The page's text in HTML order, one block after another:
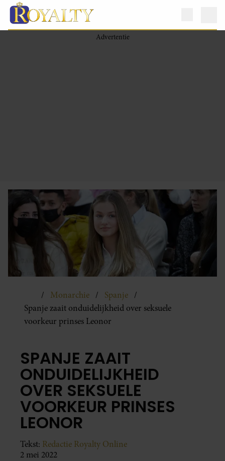
Monarchie
Spanje
Spanje zaait onduidelijkheid over seksuele
voorkeur prinses Leonor
SPANJE ZAAIT
ONDUIDELIJKHEID
OVER SEKSUELE
VOORKEUR PRINSES
LEONOR
Tekst: Redactie Royalty Online
2 mei 2022